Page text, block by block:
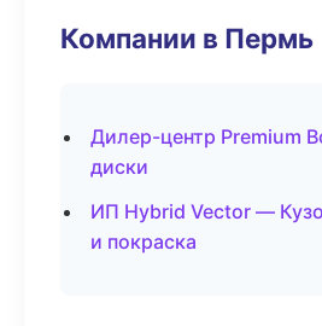
Компании в Пермь
Дилер-центр Premium
диски
ИП Hybrid Vector —
и покраска